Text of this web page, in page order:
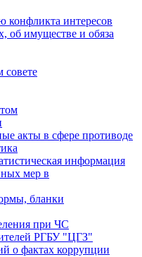
конфликта интересов
об имуществе и обяза
акты в сфере противоде
информация
мер в
бланки
при ЧС
РГБУ "ЦГЗ"
о фактах коррупции